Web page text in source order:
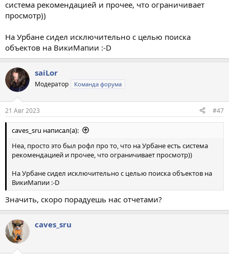
система рекомендацией и прочее, что ограничивает
просмотр))
На Урбане сидел исключительно с целью поиска
объектов на ВикиМапии :-D
saiLor
Модератор Команда форума
21 Авг 2023 #47
caves_sru написал(а):
Неа, просто это был рофл про то, что на Урбане есть система
рекомендацией и прочее, что ограничивает просмотр))
На Урбане сидел исключительно с целью поиска объектов на
ВикиМапии :-D
Значить, скоро порадуешь нас отчетами?
caves_sru